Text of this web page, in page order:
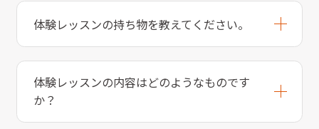
体験レッスンの持ち物を教えてください。
体験レッスンの内容はどのようなものです
か？